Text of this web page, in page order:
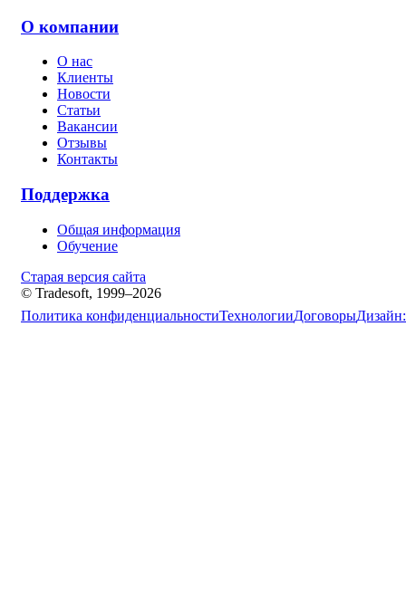
О компании
О нас
Клиенты
Новости
Статьи
Вакансии
Отзывы
Контакты
Поддержка
Общая информация
Обучение
Старая версия сайта
© Tradesoft, 1999–2026
Политика конфиденциальностиТехнологииДоговорыДизайн: